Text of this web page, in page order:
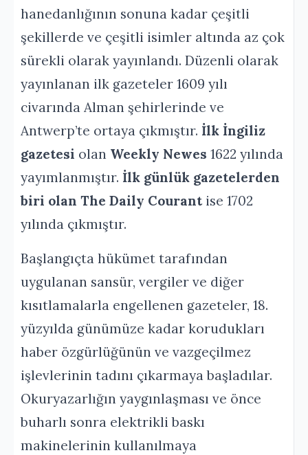
hanedanlığının sonuna kadar çeşitli
şekillerde ve çeşitli isimler altında az çok
sürekli olarak yayınlandı. Düzenli olarak
yayınlanan ilk gazeteler 1609 yılı
civarında Alman şehirlerinde ve
Antwerp’te ortaya çıkmıştır. İlk İngiliz
gazetesi olan Weekly Newes 1622 yılında
yayımlanmıştır. İlk günlük gazetelerden
biri olan The Daily Courant ise 1702
yılında çıkmıştır.
Başlangıçta hükümet tarafından
uygulanan sansür, vergiler ve diğer
kısıtlamalarla engellenen gazeteler, 18.
yüzyılda günümüze kadar korudukları
haber özgürlüğünün ve vazgeçilmez
işlevlerinin tadını çıkarmaya başladılar.
Okuryazarlığın yaygınlaşması ve önce
buharlı sonra elektrikli baskı
makinelerinin kullanılmaya